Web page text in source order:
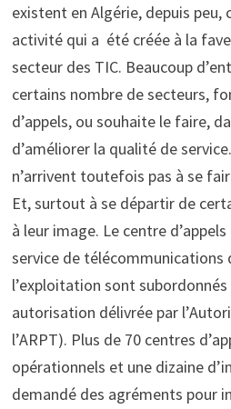
existent en Algérie, depuis peu,
activité qui a été créée à la
secteur des TIC. Beaucoup
certains nombre de secteurs,
d’appels, ou souhaite le faire,
d’améliorer la qualité de
n’arrivent toutefois pas à se
Et, surtout à se départir de
à leur image. Le centre
service de télécommunications
l’exploitation sont subordonnés
autorisation délivrée par
l’ARPT). Plus de 70 centres
opérationnels et une dizaine
demandé des agréments pour